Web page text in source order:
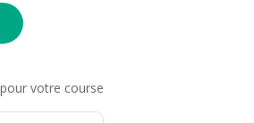
votre course